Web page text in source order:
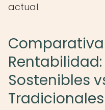
actual.
Sostenibles
Tradicionales